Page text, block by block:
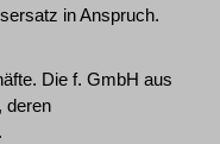
in Anspruch.
Die f. GmbH aus
deren